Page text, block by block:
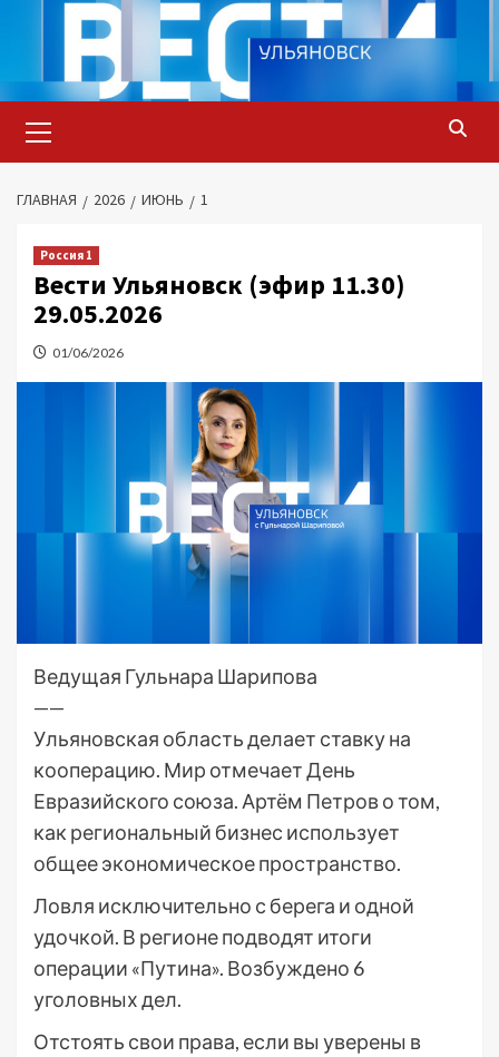
содержимому
меню
ГЛАВНАЯ 2026 ИЮНЬ 1
Россия 1
Вести Ульяновск (эфир 11.30)
29.05.2026
01/06/2026
Ведущая Гульнара Шарипова
——
Ульяновская область делает ставку на
кооперацию. Мир отмечает День
Евразийского союза. Артём Петров о том,
как региональный бизнес использует
общее экономическое пространство.
Ловля исключительно с берега и одной
удочкой. В регионе подводят итоги
операции «Путина». Возбуждено 6
уголовных дел.
Отстоять свои права, если вы уверены в